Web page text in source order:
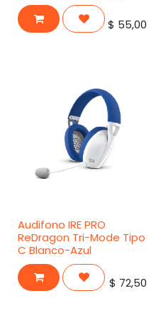
$ 55,00
Audifono IRE PRO
ReDragon Tri-Mode Tipo
C Blanco-Azul
$ 72,50